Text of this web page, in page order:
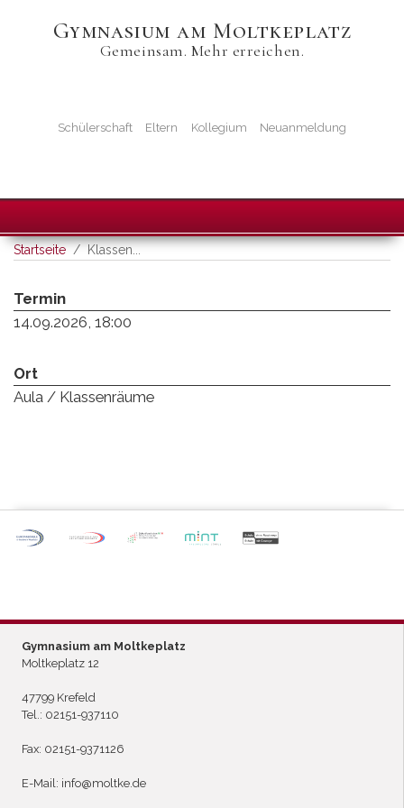
zum
Inhalt
Gymnasium am Moltkeplatz
Gemeinsam. Mehr erreichen.
IconsSchülerschaft Eltern Kollegium Neuanmeldung
Startseite Klassen...
Termin
14.09.2026, 18:00
Ort
Aula / Klassenräume
ARTNERSCHULE DES
Gymnasium am Moltkeplatz
Moltkeplatz 12
47799 Krefeld
Tel.: 02151-937110
Fax: 02151-9371126
E-Mail: info@moltke.de